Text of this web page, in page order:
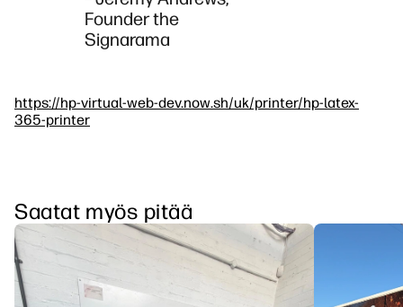
Founder the
Signarama
https://hp-virtual-web-dev.now.sh/uk/printer/hp-latex-
365-printer
Saatat myös pitää